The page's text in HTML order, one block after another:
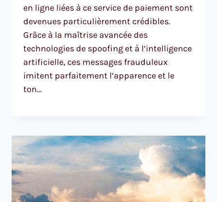
en ligne liées à ce service de paiement sont
devenues particulièrement crédibles.
Grâce à la maîtrise avancée des
technologies de spoofing et à l’intelligence
artificielle, ces messages frauduleux
imitent parfaitement l’apparence et le
ton…